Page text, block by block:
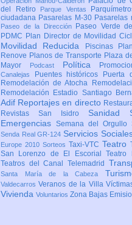
del Retiro
Parque Ventas
ciudadana Pasarelas M-30 Pasarelas
Paseo de la Dirección
Paseo Verde
PDMC Plan Director de Movilidad
Movilidad Reducida
Piscinas
Renove Planos de Transporte Plaza
Mayor
Podcast Política
Canalejas
Puentes históricos Puerta
Remodelación de Atocha
Remodelación Estadio Santiago
Adif Reportajes en directo
Revistas San Isidro Sanidad
Emergencias Semana del Orgullo
Senda Real GR-124 Servicios
Europe 2010 Sorteos Taxi-VTC Teatro
San Lorenzo de El EscorialTeatro
Teatros del Canal Telemadrid
Santa María de la Cabeza
ValdecarrosVeranos de la Villa
Vivienda Voluntarios Zona Bajas